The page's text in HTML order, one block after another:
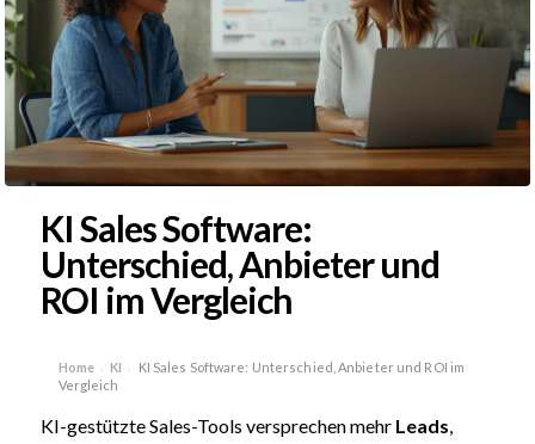
KI Sales Software:
Unterschied, Anbieter und
ROI im Vergleich
Home › KI ›
KI Sales Software: Unterschied, Anbieter und ROI im
Vergleich
KI-gestützte Sales-Tools versprechen mehr Leads,